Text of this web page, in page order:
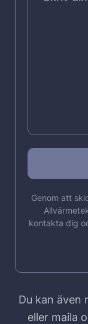
Genom att
kontakta dig
Du kan även
eller maila